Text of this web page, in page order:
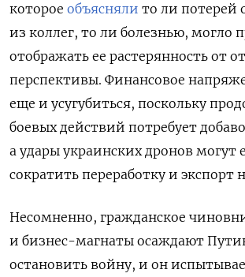
которое объясняли то ли потерей
из коллег, то ли болезнью, могло
отображать ее растерянность от
перспективы. Финансовое
еще и усугубиться, поскольку
боевых действий потребует
а удары украинских дронов могут
сократить переработку и экспорт
Несомненно, гражданское
и бизнес-магнаты осаждают
остановить войну, и он